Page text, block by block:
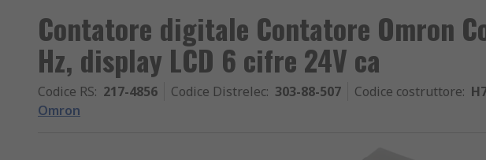
Contatore digitale Contatore Omron
Hz, display LCD 6 cifre 24V ca
Codice RS: 217-4856 Codice Distrelec: 303-88-507 Codice costruttore:
Omron